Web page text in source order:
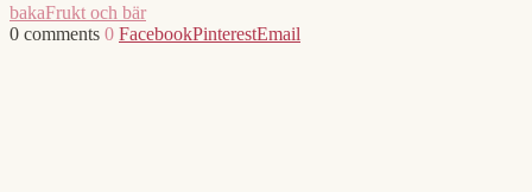
bakaFrukt och bär
0 comments 0 FacebookPinterestEmail